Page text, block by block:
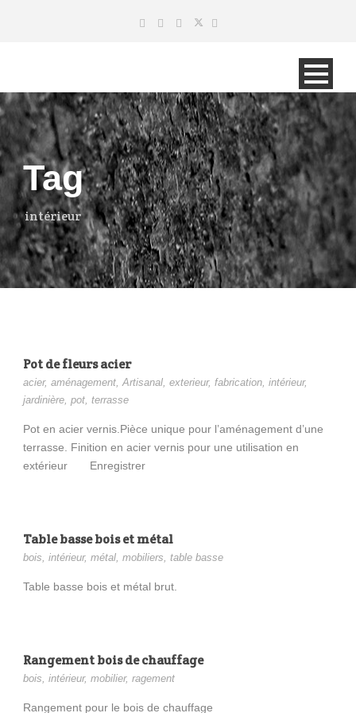
Tag
intérieur
Pot de fleurs acier
acier, aménagement, Artisanal, exterieur, fabrication, intérieur,
jardinière, pot, terrasse
Pot en acier vernis.Pièce unique pour l’aménagement d’une
terrasse. Finition en acier vernis pour une utilisation en
extérieur Enregistrer
Table basse bois et métal
bois, intérieur, métal, mobiliers, table basse
Table basse bois et métal brut.
Rangement bois de chauffage
bois, intérieur, mobilier, ragement
Rangement pour le bois de chauffage